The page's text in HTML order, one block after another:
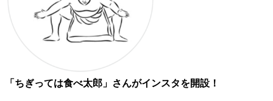
「ちぎっては食べ太郎」さんがインスタを開設！